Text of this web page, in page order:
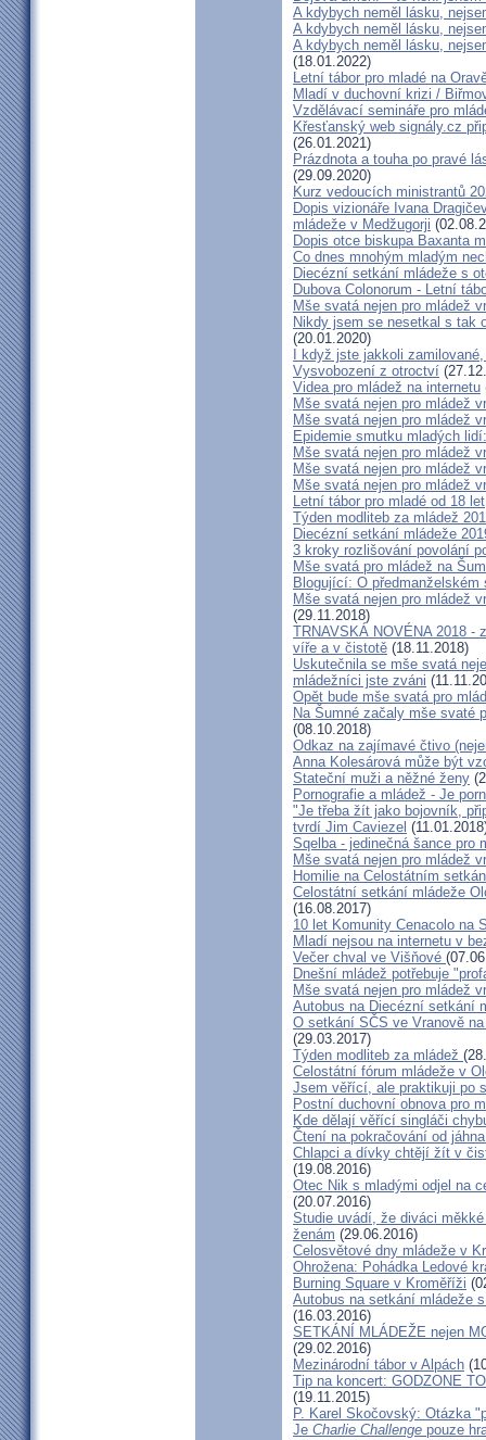
A kdybych neměl lásku,
A kdybych neměl lásku,
A kdybych neměl lásku,
(18.01.2022)
Letní tábor pro mladé na
Mladí v duchovní krizi /
Vzdělávací semináře pro
Křesťanský web signály.cz
(26.01.2021)
Prázdnota a touha po pravé
(29.09.2020)
Kurz vedoucích ministrantů
Dopis vizionáře Ivana
mládeže v Medžugorji
Dopis otce biskupa Baxanta
Co dnes mnohým mladým
Diecézní setkání mládeže s
Dubova Colonorum - Letní
Mše svatá nejen pro mládež
Nikdy jsem se nesetkal s tak
(20.01.2020)
I když jste jakkoli
Vysvobození z otroctví
Videa pro mládež na internetu
Mše svatá nejen pro mládež
Mše svatá nejen pro mládež
Epidemie smutku mladých
Mše svatá nejen pro mládež
Mše svatá nejen pro mládež
Mše svatá nejen pro mládež
Letní tábor pro mladé od 18 let
Týden modliteb za mládež
Diecézní setkání mládeže
3 kroky rozlišování povolání
Mše svatá pro mládež na
Blogující: O předmanželském
Mše svatá nejen pro mládež
(29.11.2018)
TRNAVSKÁ NOVÉNA 2018 -
víře a v čistotě (18.11.2018)
Uskutečnila se mše svatá
mládežníci jste zváni
Opět bude mše svatá pro
Na Šumné začaly mše svaté
(08.10.2018)
Odkaz na zajímavé čtivo
Anna Kolesárová může být
Stateční muži a něžné ženy
Pornografie a mládež - Je
"Je třeba žít jako bojovník,
tvrdí Jim Caviezel
Sqelba - jedinečná šance pro
Mše svatá nejen pro mládež
Homilie na Celostátním
Celostátní setkání mládeže
(16.08.2017)
10 let Komunity Cenacolo na
Mladí nejsou na internetu v
Večer chval ve Višňové
Dnešní mládež potřebuje
Mše svatá nejen pro mládež
Autobus na Diecézní setkání
O setkání SČS ve Vranově
(29.03.2017)
Týden modliteb za mládež
Celostátní fórum mládeže v
Jsem věřící, ale praktikuji po
Postní duchovní obnova pro
Kde dělají věřící singláči
Čtení na pokračování od
Chlapci a dívky chtějí žít v
(19.08.2016)
Otec Nik s mladými odjel na
(20.07.2016)
Studie uvádí, že diváci
ženám (29.06.2016)
Celosvětové dny mládeže v
Ohrožena: Pohádka Ledové
Burning Square v Kroměříži
Autobus na setkání mládeže
(16.03.2016)
SETKÁNÍ MLÁDEŽE nejen
(29.02.2016)
Mezinárodní tábor v Alpách
Tip na koncert: GODZONE
(19.11.2015)
P. Karel Skočovský: Otázka
Je Charlie Challenge pouze